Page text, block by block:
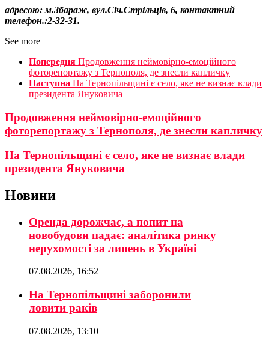
адресою: м.Збараж, вул.Січ.Стрільців, 6, контактний
телефон.:2-32-31.
See more
Попередня Продовження неймовірно-емоційного
фоторепортажу з Тернополя, де знесли капличку
Наступна На Тернопільщині є село, яке не визнає влади
президента Януковича
Продовження неймовірно-емоційного
фоторепортажу з Тернополя, де знесли капличку
На Тернопільщині є село, яке не визнає влади
президента Януковича
Новини
Оренда дорожчає, а попит на
новобудови падає: аналітика ринку
нерухомості за липень в Україні
07.08.2026, 16:52
На Тернопільщині заборонили
ловити раків
07.08.2026, 13:10